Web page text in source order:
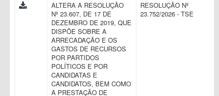
ALTERA A RESOLUÇÃO
Nº 23.607, DE 17 DE
DEZEMBRO DE 2019, QUE
DISPÕE SOBRE A
ARRECADAÇÃO E OS
GASTOS DE RECURSOS
POR PARTIDOS
POLÍTICOS E POR
CANDIDATAS E
CANDIDATOS, BEM COMO
A PRESTAÇÃO DE
RESOLUÇÃO Nº
23.752/2026 - TSE